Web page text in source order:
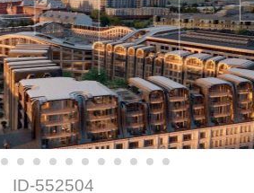
ID-552504